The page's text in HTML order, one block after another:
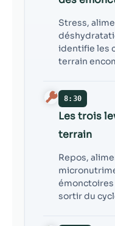
Stress,
identifie les
terrain
8:30
Les trois
terrain
Repos,
émonctoires
sortir du